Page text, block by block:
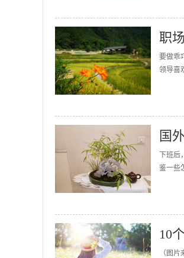
职
要做乖
领导喜
国
下班
鉴一些
10
（图